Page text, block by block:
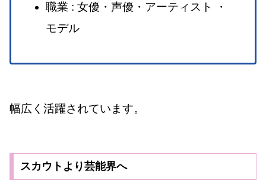
職業 : 女優・声優・アーティスト ・
モデル
幅広く活躍されています。
スカウトより芸能界へ